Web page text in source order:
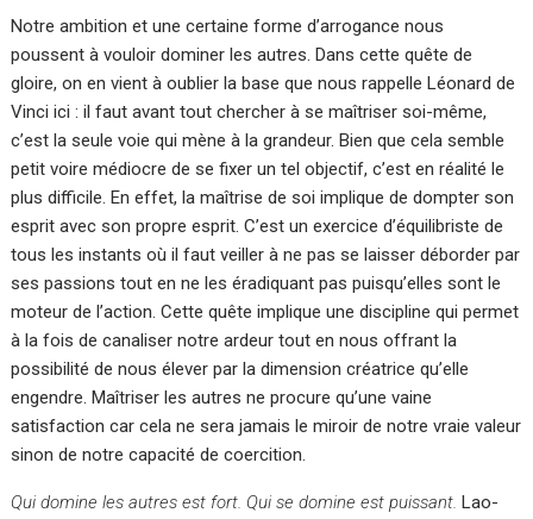
Notre ambition et une certaine forme d’arrogance nous
poussent à vouloir dominer les autres. Dans cette quête de
gloire, on en vient à oublier la base que nous rappelle Léonard de
Vinci ici : il faut avant tout chercher à se maîtriser soi-même,
c’est la seule voie qui mène à la grandeur. Bien que cela semble
petit voire médiocre de se fixer un tel objectif, c’est en réalité le
plus difficile. En effet, la maîtrise de soi implique de dompter son
esprit avec son propre esprit. C’est un exercice d’équilibriste de
tous les instants où il faut veiller à ne pas se laisser déborder par
ses passions tout en ne les éradiquant pas puisqu’elles sont le
moteur de l’action. Cette quête implique une discipline qui permet
à la fois de canaliser notre ardeur tout en nous offrant la
possibilité de nous élever par la dimension créatrice qu’elle
engendre. Maîtriser les autres ne procure qu’une vaine
satisfaction car cela ne sera jamais le miroir de notre vraie valeur
sinon de notre capacité de coercition.
Qui domine les autres est fort. Qui se domine est puissant. Lao-